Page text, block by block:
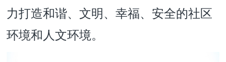
力打造和谐、文明、幸福、安全的社区
环境和人文环境。